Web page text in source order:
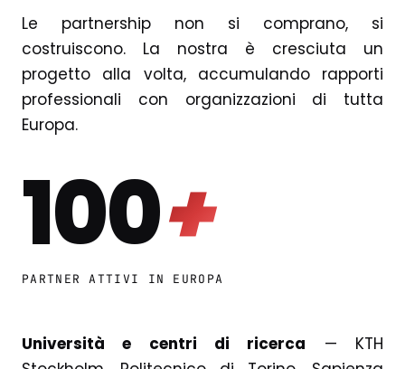
Le partnership non si comprano, si
costruiscono. La nostra è cresciuta un
progetto alla volta, accumulando rapporti
professionali con organizzazioni di tutta
Europa.
100+
PARTNER ATTIVI IN EUROPA
Università e centri di ricerca — KTH